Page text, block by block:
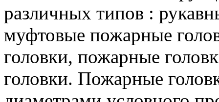
различных типов :
муфтовые пожарные
головки, пожарные
головки. Пожарные